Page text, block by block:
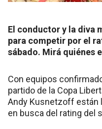
El conductor y la diva
para competir por el
sábado. Mirá quiénes
Con equipos
partido de la Copa
Andy Kusnetzoff están
en busca del rating del